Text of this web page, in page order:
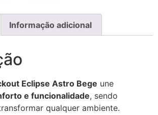
Informação adicional
Eclipse Astro Bege une
e funcionalidade, sendo
qualquer ambiente.